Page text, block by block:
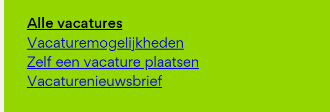
Alle vacatures
Vacaturemogelijkheden
Zelf een vacature plaatsen
Vacaturenieuwsbrief